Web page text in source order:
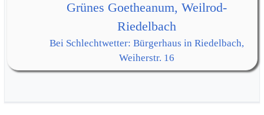
Grünes Goetheanum, Weilrod-
Riedelbach
Bei Schlechtwetter: Bürgerhaus in Riedelbach,
Weiherstr. 16